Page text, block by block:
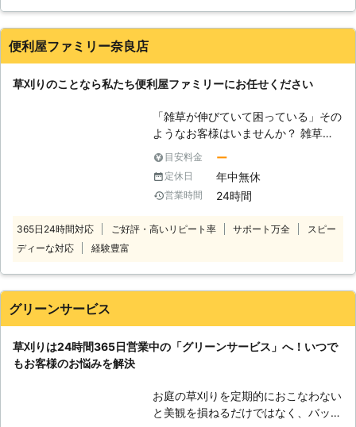
作業を承っています。東海三県にお住
まいのみなさまのお困りごとに対応し
も当店にご相談ください。当店の草刈
草刈りにも対応しています。お客様の
ご依頼内容に合わせて柔軟に対応いた
しますので、お気軽にお問い合わせく
ださいませ。 ●もう雑草に悩まな
い！雑草対策で生えにくいお庭へ 草
刈りを何回も依頼するのは面倒です
います。そのような場合には、雑草が
たら当店にお任せください。 ご自身
にも肌が弱いと草刈りでかぶれがおき
たり、花粉症であれば草刈りでアレル
便利屋ファミリー奈良店
草刈りのことなら私たち便利屋ファミリーにお任せください
「雑草が伸びていて困っている」その
ようなお客様はいませんか？ 雑草が
生え放題になっていると、お家の景観
が悪く、お客様が訪れた時の印象が良
くありません。 また夏場だと蚊や害
虫の発生源になったり、冬場には枯草
ブルの原因にもなったりすることもあ
が草だらけになってしまった ・お家
出る ・お家にツタが絡んでしまった
目安料金 ー
定休日 年中無休
営業時間 24時間
365日24時間対応 ご好評・高いリピート率 サポート万全
スピー
ディーな対応
経験豊富
グリーンサービス
草刈りは24時間365日営業中の「グリーンサービス」へ！いつで
もお客様のお悩みを解決
お庭の草刈りを定期的におこなわない
と美観を損ねるだけではなく、バッタ